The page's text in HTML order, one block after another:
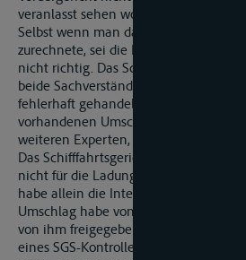
veranlasst sehen wollte.
Selbst wenn man das Verhalten des
zurechnete, sei die Entscheidung des
nicht richtig. Das Schifffahrtsgericht
beide Sachverständige, der Experte S.
fehlerhaft gehandelt hätten, als sie
vorhandenen Umschlagsgerät ohne
weiteren Experten, des SGS-
Das Schifffahrtsgericht übersehe dabei,
nicht für die Ladung zuständig
habe allein die Interessen der
Umschlag habe von ihm freigegeben
von ihm freigegeben worden, obgleich
eines SGS-Kontrolleurs möglich